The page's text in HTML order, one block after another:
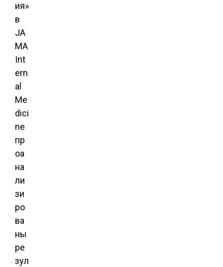
ия»
в
JA
MA
Int
ern
al
Me
dici
ne
пр
оа
на
ли
зи
ро
ва
ны
ре
зул